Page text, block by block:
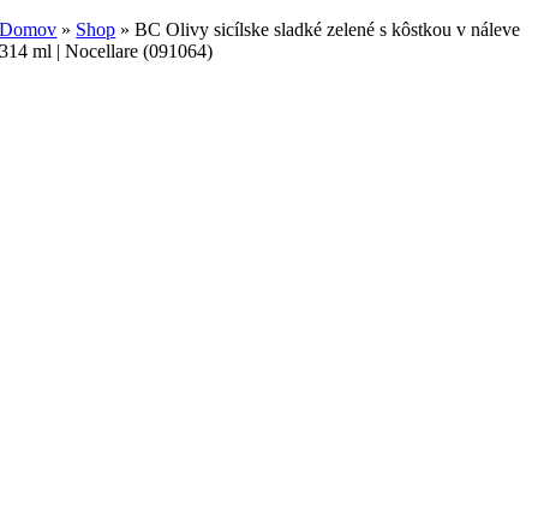
Domov » Shop »BC Olivy sicílske sladké zelené s kôstkou v náleve
314 ml | Nocellare (091064)